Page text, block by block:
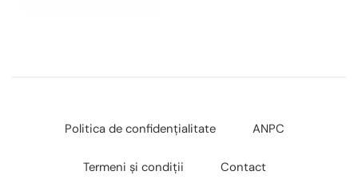
Politica de confidențialitate ANPC
Termeni și condiții Contact